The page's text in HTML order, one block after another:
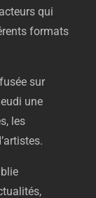
acteursqui
formats
sur
une
les